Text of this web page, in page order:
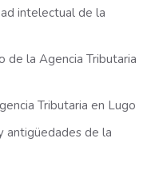
intelectual de la
de la Agencia Tributaria
Tributaria en Lugo
antigüedades de la